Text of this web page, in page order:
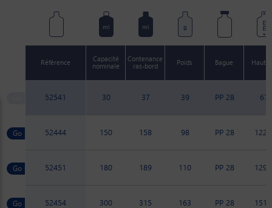
ml ml g mm
Référence
Capacité
nominale
Contenance
ras-bord
Poids Bague
52541 30 37 39 PP 28 67
52444 150 158 98 PP 28
52451 180 189 110 PP 28
52454 300 315 163 PP 28